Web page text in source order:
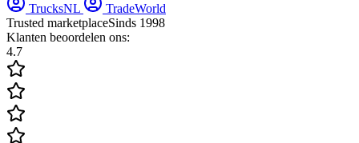
TrucksNL
TradeWorld
Trusted marketplaceSinds 1998
Klanten beoordelen ons:
4.7